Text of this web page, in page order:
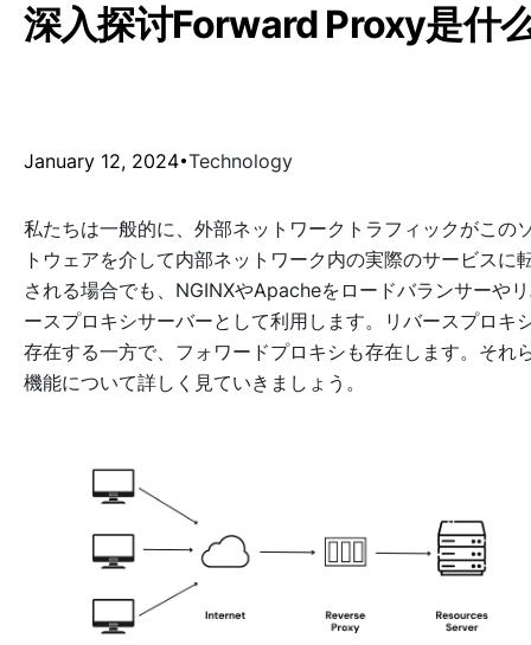
深入探讨Forward Proxy是什
January 12, 2024 Technology
私たちは一般的に、外部ネットワークトラフィックがこの
トウェアを介して内部ネットワーク内の実際のサービスに
される場合でも、NGINXやApacheをロードバランサーや
ースプロキシサーバーとして利用します。リバースプロキ
存在する一方で、フォワードプロキシも存在します。それ
機能について詳しく見ていきましょう。